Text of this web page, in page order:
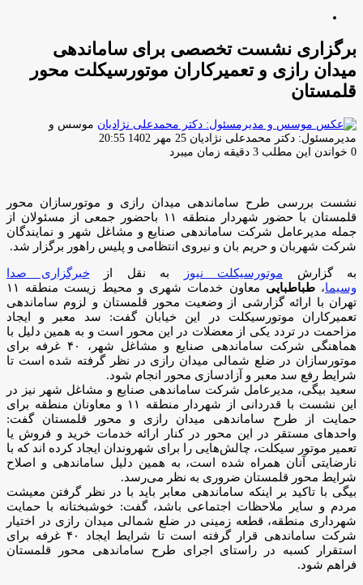
برگزاری نشست تخصصی برای ساماندهی
میدان رازی و تعمیرکاران موتورسیکلت محور
قلمستان
موسس و
مدیرمسئول: دکتر محمدعلی نژادیان ارسال
ایمیل
25 مهر 1402 20:55
0 خواندن این مطلب 3 دقیقه زمان میبرد
نشست بررسی طرح ساماندهی میدان رازی و موتورسازان محور
قلمستان با حضور شهردار منطقه ۱۱ باحضور جمعی از مسئولان از
جمله مدیرعامل شرکت ساماندهی صنایع و مشاغل شهر و نمایندگان
شرکت شهربان و حریم بان و نیروی انتظامی و پلیس راهور برگزار شد.
­به گزارش موتورسیکلت نیوز به نقل ازخبرگزاری صدا
وسیما،طباطبایی
معاون خدمات شهری و محیط زیست منطقه ۱۱
تهران با ارائه گزارشی از وضعیت محور قلمستان و لزوم ساماندهی
تعمیرکاران موتورسیکلت در این خیابان گفت: سد معبر و ایجاد
مزاحمت در تردد یکی از معضلات در این محور است و به همین دلیل با
هماهنگی شرکت ساماندهی صنایع و مشاغل شهر، ۴۰ غرفه برای
موتورسازان در ضلع شمالی میدان رازی در نظر گرفته شده است تا
شرایط رفع سد معبر و آزادسازی محور انجام شود.
سعید بیگی، مدیرعامل شرکت ساماندهی صنایع و مشاغل شهر نیز در
این نشست با قدردانی از شهردار منطقه ۱۱ و معاونان منطقه برای
حمایت از طرح ساماندهی میدان رازی و محور قلمستان گفت:
واحد‌های مستقر در این محور در کنار ارائه خدمات خرید و فروش یا
تعمیر موتور سیکلت، چالش‌هایی را برای شهروندان ایجاد کرده اند که با
نارضایتی آنان همراه شده است، به همین دلیل ساماندهی و اصلاح
شرایط محور قلمستان ضروری به نظر می‌رسد.
بیگی با تاکید بر اینکه ساماندهی معابر باید با در نظر گرفتن معیشت
مردم و سایر ملاحظات اجتماعی باشد، گفت: خوشبختانه با حمایت
شهرداری منطقه، قطعه زمینی در ضلع شمالی میدان رازی در اختیار
شرکت ساماندهی قرار گرفته است تا شرایط ایجاد ۴۰ غرفه برای
استقرار کسبه در راستای اجرای طرح ساماندهی محور قلمستان
فراهم شود.